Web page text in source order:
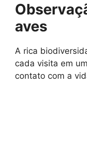
aves
A rica
cada visita em
contato com a